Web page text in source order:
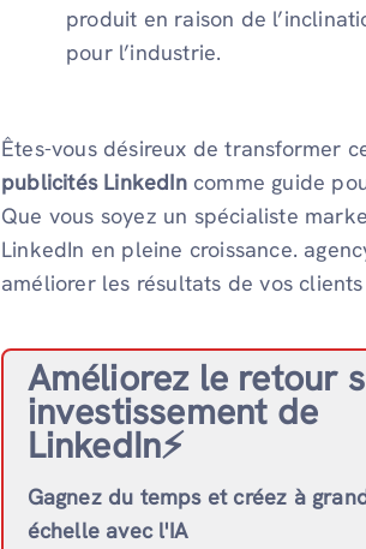
produit en raison de
pour l’industrie.
Êtes-vous désireux de transformer
publicités LinkedIncomme guide
Que vous soyez un spécialiste
LinkedIn en pleine croissance.
améliorer les résultats de vos
Améliorez le retour
investissement de
LinkedIn⚡️
Gagnez du temps et créez à
échelle avec l'IA